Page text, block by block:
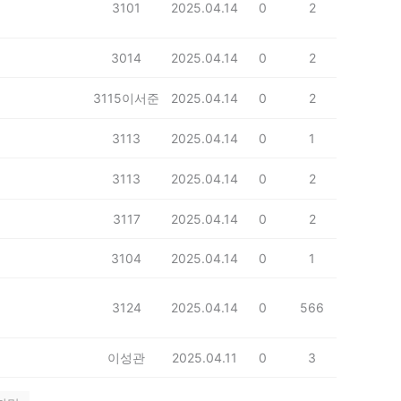
3101 2025.04.14 0 2
3014 2025.04.14 0 2
3115이서준 2025.04.14 0 2
3113 2025.04.14 0 1
3113 2025.04.14 0 2
3117 2025.04.14 0 2
3104 2025.04.14 0 1
3124 2025.04.14 0 566
이성관 2025.04.11 0 3